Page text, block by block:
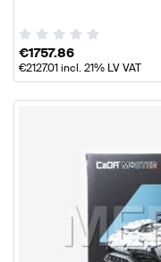
€1757.86
€2127.01incl. 21% LV VAT